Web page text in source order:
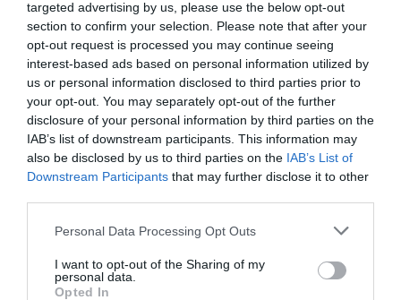
targeted advertising by us, please use the below opt-out
section to confirm your selection. Please note that after your
opt-out request is processed you may continue seeing
interest-based ads based on personal information utilized by
us or personal information disclosed to third parties prior to
your opt-out. You may separately opt-out of the further
disclosure of your personal information by third parties on the
IAB’s list of downstream participants. This information may
also be disclosed by us to third parties on the IAB’s List of
Downstream Participants that may further disclose it to other
Personal Data Processing Opt Outs
I want to opt-out of the Sharing of my
personal data.
Opted In
Τι πρέπει να καταγράφει ένας δρομέας;
Πάρε χαρτί και μολύβι…